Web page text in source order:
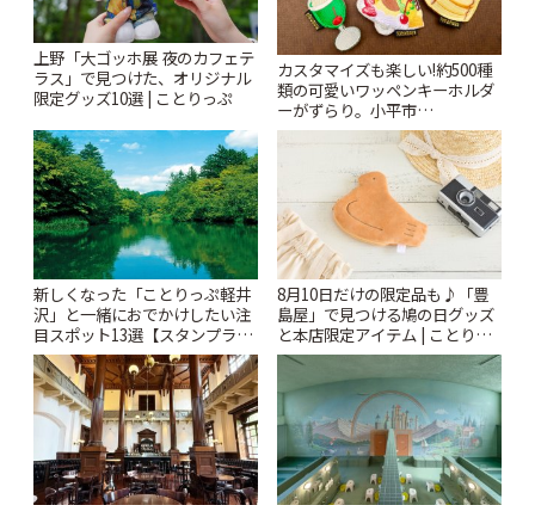
上野「大ゴッホ展 夜のカフェテ
ラス」で見つけた、オリジナル
限定グッズ10選 | ことりっぷ
カスタマイズも楽しい!約500種
類の可愛いワッペンキーホルダ
ーがずらり。小平市
「Kimamaya T&K」 | ことりっ
新しくなった「ことりっぷ軽井
沢」と一緒におでかけしたい注
目スポット13選【スタンプラリ
ー開催中】 | ことりっぷ
8月10日だけの限定品も♪「豊
島屋」で見つける鳩の日グッズ
と本店限定アイテム | ことりっ
ぷ